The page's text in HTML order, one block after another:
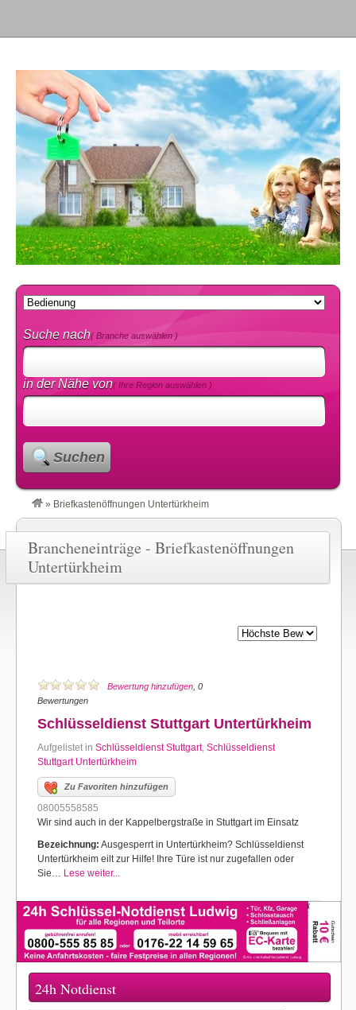
Suche nach( Branche auswählen )
in der Nähe von( Ihre Region auswählen )
Suchen
» Briefkastenöffnungen Untertürkheim
Brancheneinträge - Briefkastenöffnungen
Untertürkheim
Bewertung hinzufügen , 0
Bewertungen
Schlüsseldienst Stuttgart Untertürkheim
Aufgelistet in Schlüsseldienst Stuttgart, Schlüsseldienst
Stuttgart Untertürkheim
Zu Favoriten hinzufügen
08005558585
Wir sind auch in der Kappelbergstraße in Stuttgart im Einsatz
Bezeichnung: Ausgesperrt in Untertürkheim? Schlüsseldienst
Untertürkheim eilt zur Hilfe! Ihre Türe ist nur zugefallen oder
Sie… Lese weiter...
24h Notdienst